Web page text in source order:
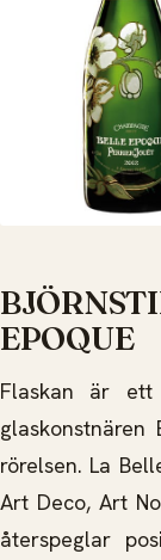
EPOQUE
Flaskan är
rörelsen. La
Art Deco, Art
återspeglar